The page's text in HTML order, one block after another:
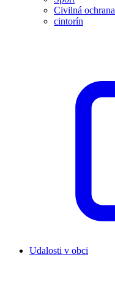
Civilná ochrana
cintorín
Udalosti v obci